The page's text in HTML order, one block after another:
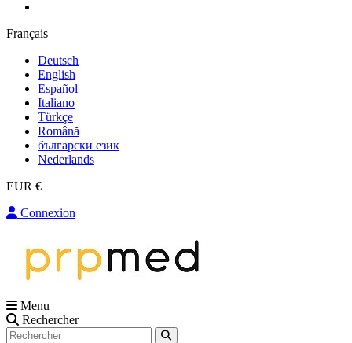
Français
Deutsch
English
Español
Italiano
Türkçe
Română
български език
Nederlands
EUR €
Connexion
Menu
Rechercher